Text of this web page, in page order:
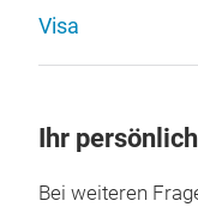
Visa
Ihr
Bei weiteren